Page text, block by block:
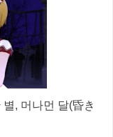
, 머나먼 달(昏き